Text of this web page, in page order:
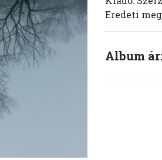
Eredeti
Album ár: